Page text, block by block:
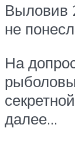
Выловив
не
На
далее…